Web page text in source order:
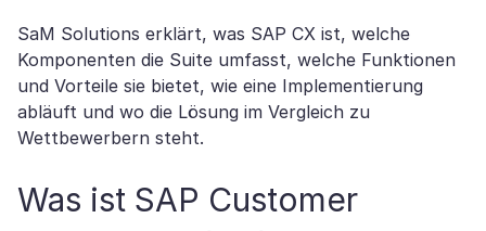
SaM Solutions erklärt, was SAP CX ist, welche
Komponenten die Suite umfasst, welche Funktionen
und Vorteile sie bietet, wie eine Implementierung
abläuft und wo die Lösung im Vergleich zu
Wettbewerbern steht.
Was ist SAP Customer